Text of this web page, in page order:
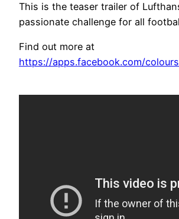
This is the teaser trailer of
passionate challenge for all
Find out more at
https://apps.facebook.com/